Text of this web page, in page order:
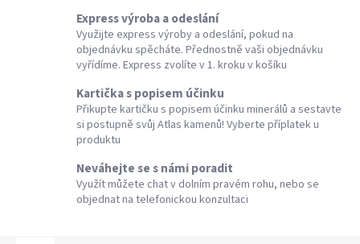
Express výroba a odeslání
Využijte express výroby a odeslání, pokud na
objednávku spěcháte. Přednostně vaši objednávku
vyřídíme. Express zvolíte v 1. kroku v košíku
Kartička s popisem účinku
Přikupte kartičku s popisem účinku minerálů a sestavte
si postupně svůj Atlas kamenů! Vyberte příplatek u
produktu
Neváhejte se s námi poradit
Využít můžete chat v dolním pravém rohu, nebo se
objednat na telefonickou konzultaci